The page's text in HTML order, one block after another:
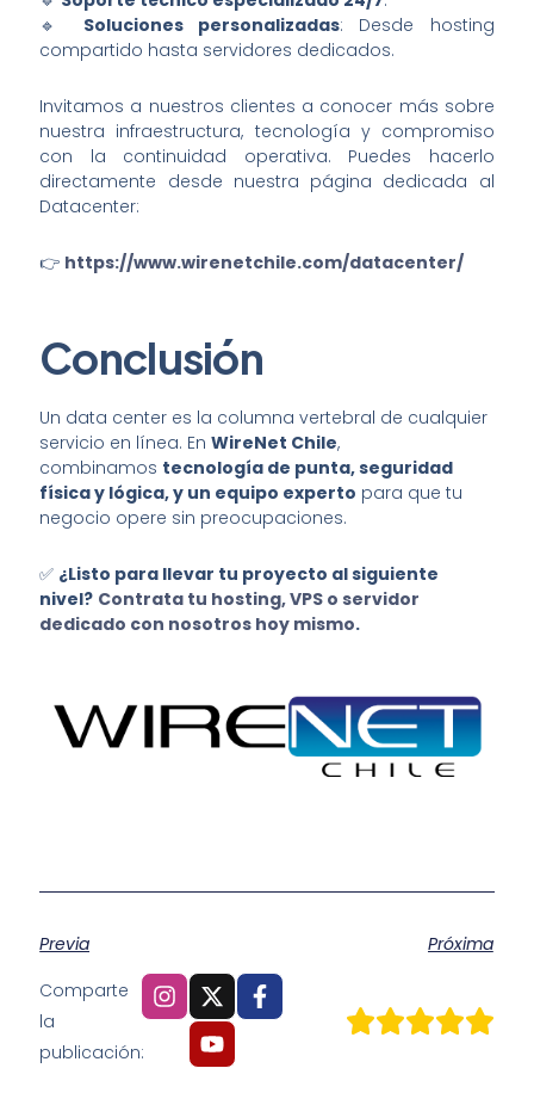
🔹 Soluciones personalizadas: Desde hosting
compartido hasta servidores dedicados.
Invitamos a nuestros clientes a conocer más sobre
nuestra infraestructura, tecnología y compromiso
con la continuidad operativa. Puedes hacerlo
directamente desde nuestra página dedicada al
Datacenter:
👉 https://www.wirenetchile.com/datacenter/
Conclusión
Un data center es la columna vertebral de cualquier
servicio en línea. EnWireNet Chile,
combinamos tecnología de punta, seguridad
física y lógica, y un equipo experto para que tu
negocio opere sin preocupaciones.
✅ ¿Listo para llevar tu proyecto al siguiente
nivel? Contrata tu hosting, VPS o servidor
dedicado con nosotros hoy mismo.
Previa
Próxima
Comparte
la
publicación: